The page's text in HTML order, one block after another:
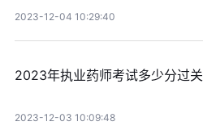
2023-12-04 10:29:40
2023年执业药师考试多少分过关
2023-12-03 10:09:48